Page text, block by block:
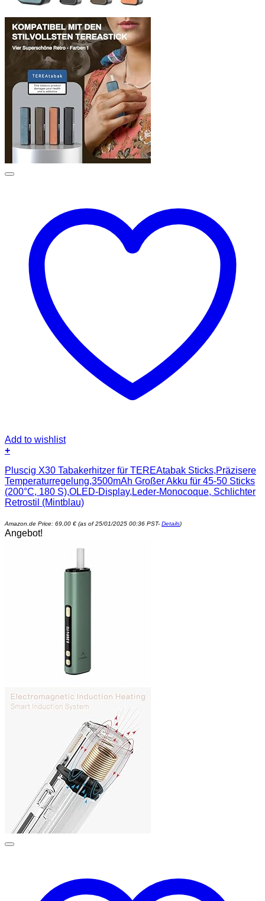
Add to wishlist
+
Pluscig X30 Tabakerhitzer für TEREAtabak Sticks,Präzisere
Temperaturregelung,3500mAh Großer Akku für 45-50 Sticks
(200°C, 180 S),OLED-Display,Leder-Monocoque, Schlichter
Retrostil (Mintblau)
Amazon.de Price: 69,00 € (as of 25/01/2025 00:36 PST- Details)
Angebot!